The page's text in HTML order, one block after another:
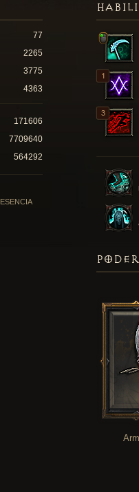
77
2265
3775
4363
171606
7709640
564292
ESENCIA